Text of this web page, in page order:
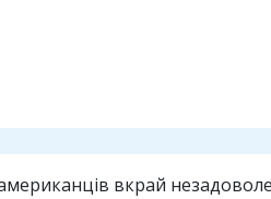
вкрай